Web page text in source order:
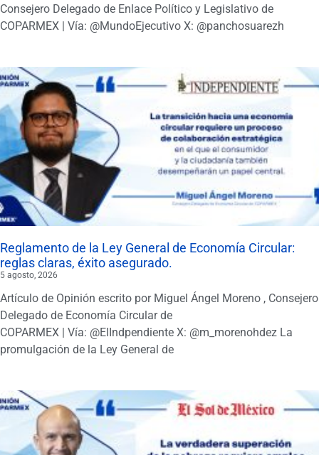
Consejero Delegado de Enlace Político y Legislativo de
COPARMEX | Vía: @MundoEjecutivo X: @panchosuarezh
Reglamento de la Ley General de Economía Circular:
reglas claras, éxito asegurado.
5 agosto, 2026
Artículo de Opinión escrito por Miguel Ángel Moreno , Consejero
Delegado de Economía Circular de
COPARMEX | Vía: @ElIndpendiente X: @m_morenohdez La
promulgación de la Ley General de